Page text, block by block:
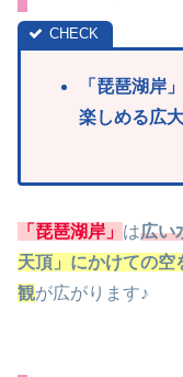
「琵琶湖 岸
楽しめる広
「琵琶湖岸」 は広い
天頂」にかけての空
観が広がります♪